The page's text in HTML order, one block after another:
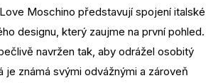
Moschino představují spojení italské
designu, který zaujme na první pohled.
navržen tak, aby odrážel osobitý
je známá svými odvážnými a zároveň